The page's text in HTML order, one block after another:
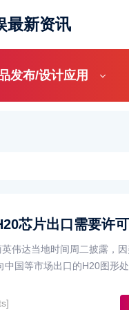
最新资讯
发布/设计应用
伟达当地时间周二披露，
国等市场出口的H20图形处